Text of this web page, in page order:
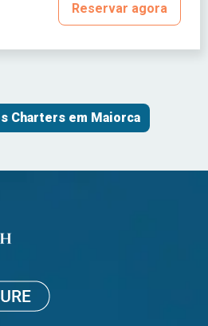
Reservar agora
Charters em Maiorca